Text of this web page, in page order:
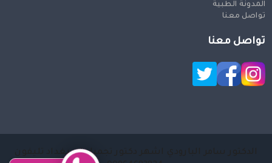
المدونة الطبية
تواصل معنا
تواصل معنا
الدكتور سامر البارودي اشهر دكتور تجميل في بغداد تليفون